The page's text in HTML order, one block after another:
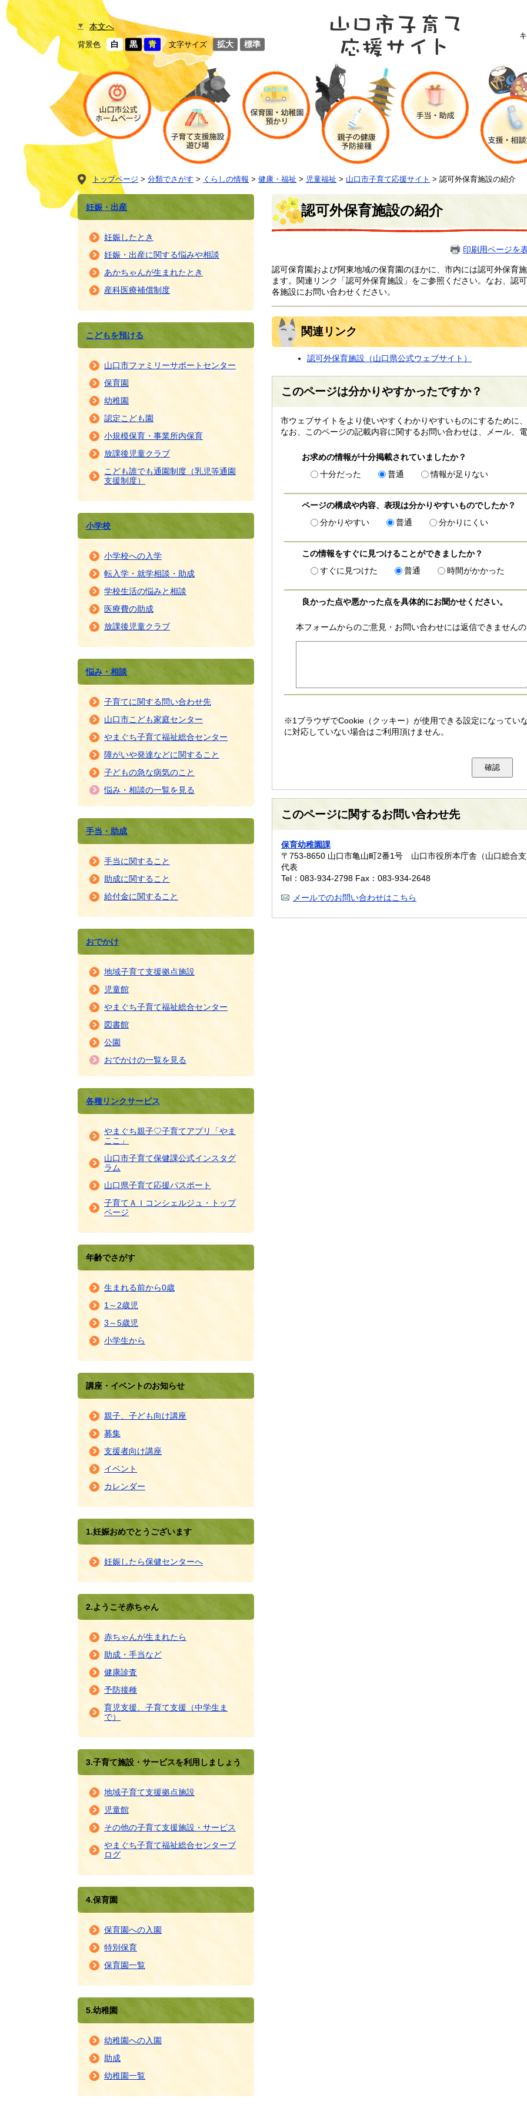
本文へ
背景色 白 黒 青 文字サイズ 拡大 標準
トップページ >分類でさがす > くらしの情報 >健康・福祉 > 児童福祉 > 山口市子育て応援サイト >認可外保育施設の紹介
妊娠・出産
妊娠したとき
妊娠・出産に関する悩みや相談
あかちゃんが生まれたとき
産科医療補償制度
こどもを預ける
山口市ファミリーサポートセンター
保育園
幼稚園
認定こども園
小規模保育・事業所内保育
放課後児童クラブ
こども誰でも通園制度（乳児等通園
支援制度）
小学校
小学校への入学
転入学・就学相談・助成
学校生活の悩みと相談
医療費の助成
放課後児童クラブ
悩み・相談
子育てに関する問い合わせ先
山口市こども家庭センター
やまぐち子育て福祉総合センター
障がいや発達などに関すること
子どもの急な病気のこと
悩み・相談の一覧を見る
手当・助成
手当に関すること
助成に関すること
給付金に関すること
おでかけ
地域子育て支援拠点施設
児童館
やまぐち子育て福祉総合センター
図書館
公園
おでかけの一覧を見る
各種リンクサービス
やまぐち親子♡子育てアプリ「やま
ここ」
山口市子育て保健課公式インスタグ
ラム
山口県子育て応援パスポート
子育てＡＩコンシェルジュ・トップ
ページ
年齢でさがす
生まれる前から0歳
1～2歳児
3～5歳児
小学生から
講座・イベントのお知らせ
親子、子ども向け講座
募集
支援者向け講座
イベント
カレンダー
1.妊娠おめでとうございます
妊娠したら保健センターへ
2.ようこそ赤ちゃん
赤ちゃんが生まれたら
助成・手当など
健康診査
予防接種
育児支援、子育て支援（中学生ま
で）
3.子育て施設・サービスを利用しましょう
地域子育て支援拠点施設
児童館
その他の子育て支援施設・サービス
やまぐち子育て福祉総合センターブ
ログ
4.保育園
保育園への入園
特別保育
保育園一覧
5.幼稚園
幼稚園への入園
助成
幼稚園一覧
認可外保育施設の紹介
印刷用ページを
認可保育園および阿東地域の保育園のほかに、市内には認可外保育
ます。関連リンク「認可外保育施設」をご参照ください。なお、認
各施設にお問い合わせください。
関連リンク
認可外保育施設 （山口県公式ウェブサイト）
このページは分かりやすかったですか？
市ウェブサイトをより使いやすくわかりやすいものにするために
なお、このページの記載内容に関するお問い合わせは、メール、
お求めの情報が十分掲載されていましたか？
十分だった
普通 情報が足りない
ページの構成や内容、表現は分かりやすいものでしたか？
分かりやすい
普通 分かりにくい
この情報をすぐに見つけることができましたか？
すぐに見つけた
普通 時間がかかった
良かった点や悪かった点を具体的にお聞かせください。
本フォームからのご意見・お問い合わせには返信できません
※1ブラウザでCookie（クッキー）が使用できる設定になってい
に対応していない場合はご利用頂けません。
このページに関するお問い合わせ先
保育幼稚園課
〒753-8650 山口市亀山町2番1号 山口市役所本庁舎（山口総合
代表
Tel：083-934-2798 Fax：083-934-2648
メールでのお問い合わせはこちら